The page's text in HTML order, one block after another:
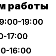
работы
19:00
17:00
16:00